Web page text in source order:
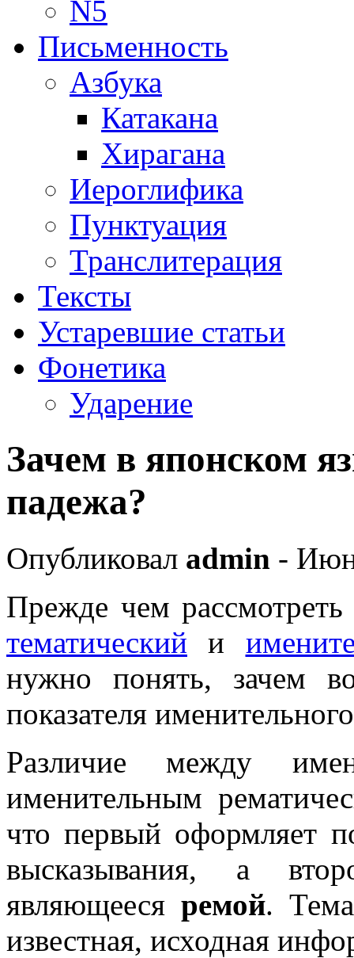
N5
Письменность
Азбука
Катакана
Хирагана
Иероглифика
Пунктуация
Транслитерация
Тексты
Устаревшие статьи
Фонетика
Ударение
Зачем в японском
падежа?
Опубликовал admin -
Прежде чем
тематический и
нужно понять, зачем
показателя
Различие между
именительным
что первый оформляет
высказывания, а
являющееся ремой.
известная, исходная